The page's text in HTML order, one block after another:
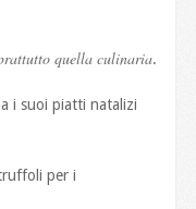
quella culinaria.
i suoi piatti natalizi
per i